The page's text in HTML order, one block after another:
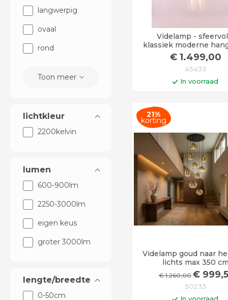
langwerpig
ovaal
rond
Toon meer
lichtkleur
2200kelvin
lumen
600-900lm
2250-3000lm
eigen keus
groter 3000lm
lengte/breedte
0-50cm
Videlamp -
klassiek moderne
hangers
€1.499,00
45433
In voorraad
Levertijd 6 - 12
21%
korting
Videlamp goud naar
lichts max 350 cm
€1.260,00 €999
50233